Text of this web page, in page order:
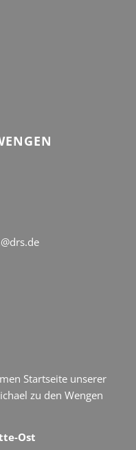
Startseite unserer
zu den Wengen
Ost